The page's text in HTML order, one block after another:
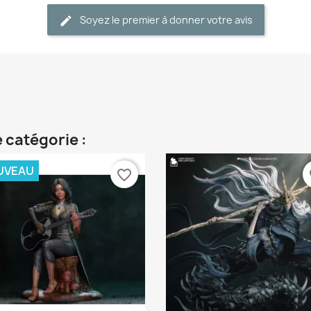
Soyez le premier à donner votre avis
catégorie :
favorite_border